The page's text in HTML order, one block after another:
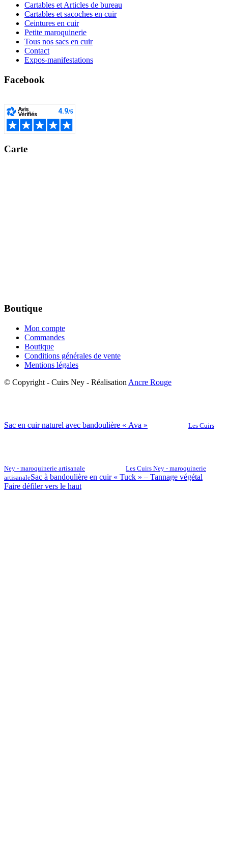
Cartables et Articles de bureau
Cartables et sacoches en cuir
Ceintures en cuir
Petite maroquinerie
Tous nos sacs en cuir
Contact
Expos-manifestations
Facebook
Carte
Boutique
Mon compte
Commandes
Boutique
Conditions générales de vente
Mentions légales
© Copyright - Cuirs Ney - Réalisation Ancre Rouge
Sac en cuir naturel avec bandoulière « Ava » Les Cuirs
Ney - maroquinerie artisanale
Les Cuirs Ney - maroquinerie
artisanaleSac à bandoulière en cuir « Tuck » – Tannage végétal
Faire défiler vers le haut